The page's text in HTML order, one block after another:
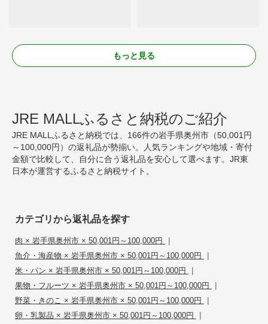
もっと見る
JRE MALLふるさと納税のご紹介
JRE MALLふるさと納税では、166件の岩手県奥州市（50,001円
～100,000円）の返礼品が勢揃い。人気ランキングや地域・寄付
金額で比較して、自分に合う返礼品を安心して選べます。JR東
日本が運営するふるさと納税サイト。
カテゴリから返礼品を探す
肉 × 岩手県奥州市 × 50,001円～100,000円 |
魚介・海産物 × 岩手県奥州市 × 50,001円～100,000円 |
米・パン × 岩手県奥州市 × 50,001円～100,000円 |
果物・フルーツ × 岩手県奥州市 × 50,001円～100,000円 |
野菜・きのこ × 岩手県奥州市 × 50,001円～100,000円 |
卵・乳製品 × 岩手県奥州市 × 50,001円～100,000円 |